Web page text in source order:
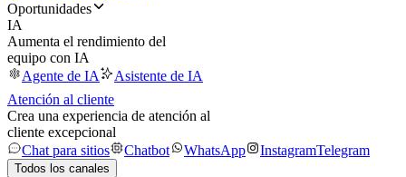
Oportunidades
IA
Aumenta el rendimiento del
equipo con IA
Agente de IA
Asistente de IA
Atención al cliente
Crea una experiencia de atención al
cliente excepcional
Chat para sitios
Chatbot WhatsApp InstagramTelegram
Todos los canales